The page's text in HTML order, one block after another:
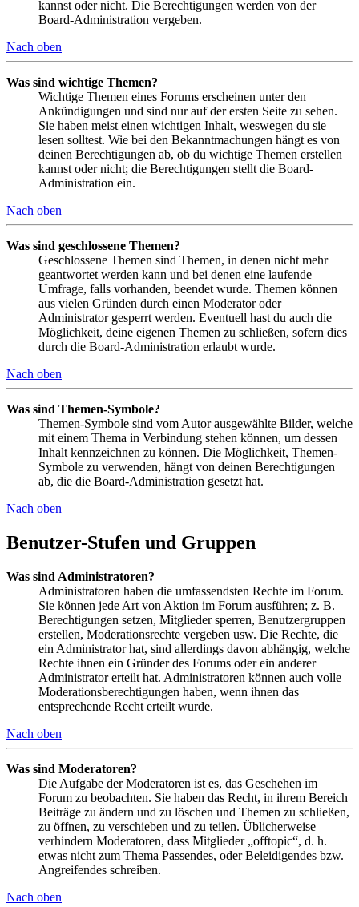
kannst oder nicht. Die Berechtigungen werden von der
Board-Administration vergeben.
Nach oben
Was sind wichtige Themen?
Wichtige Themen eines Forums erscheinen unter den
Ankündigungen und sind nur auf der ersten Seite zu sehen.
Sie haben meist einen wichtigen Inhalt, weswegen du sie
lesen solltest. Wie bei den Bekanntmachungen hängt es von
deinen Berechtigungen ab, ob du wichtige Themen erstellen
kannst oder nicht; die Berechtigungen stellt die Board-
Administration ein.
Nach oben
Was sind geschlossene Themen?
Geschlossene Themen sind Themen, in denen nicht mehr
geantwortet werden kann und bei denen eine laufende
Umfrage, falls vorhanden, beendet wurde. Themen können
aus vielen Gründen durch einen Moderator oder
Administrator gesperrt werden. Eventuell hast du auch die
Möglichkeit, deine eigenen Themen zu schließen, sofern dies
durch die Board-Administration erlaubt wurde.
Nach oben
Was sind Themen-Symbole?
Themen-Symbole sind vom Autor ausgewählte Bilder, welche
mit einem Thema in Verbindung stehen können, um dessen
Inhalt kennzeichnen zu können. Die Möglichkeit, Themen-
Symbole zu verwenden, hängt von deinen Berechtigungen
ab, die die Board-Administration gesetzt hat.
Nach oben
Benutzer-Stufen und Gruppen
Was sind Administratoren?
Administratoren haben die umfassendsten Rechte im Forum.
Sie können jede Art von Aktion im Forum ausführen; z. B.
Berechtigungen setzen, Mitglieder sperren, Benutzergruppen
erstellen, Moderationsrechte vergeben usw. Die Rechte, die
ein Administrator hat, sind allerdings davon abhängig, welche
Rechte ihnen ein Gründer des Forums oder ein anderer
Administrator erteilt hat. Administratoren können auch volle
Moderationsberechtigungen haben, wenn ihnen das
entsprechende Recht erteilt wurde.
Nach oben
Was sind Moderatoren?
Die Aufgabe der Moderatoren ist es, das Geschehen im
Forum zu beobachten. Sie haben das Recht, in ihrem Bereich
Beiträge zu ändern und zu löschen und Themen zu schließen,
zu öffnen, zu verschieben und zu teilen. Üblicherweise
verhindern Moderatoren, dass Mitglieder „offtopic“, d. h.
etwas nicht zum Thema Passendes, oder Beleidigendes bzw.
Angreifendes schreiben.
Nach oben